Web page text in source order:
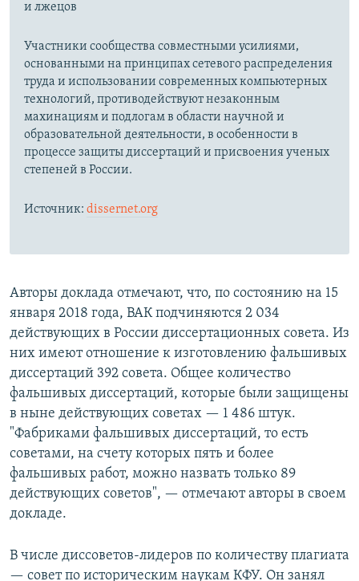
и лжецов
Участники сообщества совместными усилиями,
основанными на принципах сетевого распределения
труда и использовании современных компьютерных
технологий, противодействуют незаконным
махинациям и подлогам в области научной и
образовательной деятельности, в особенности в
процессе защиты диссертаций и присвоения ученых
степеней в России.
Источник: dissernet.org
Авторы доклада отмечают, что, по состоянию на 15
января 2018 года, ВАК подчиняются 2 034
действующих в России диссертационных совета. Из
них имеют отношение к изготовлению фальшивых
диссертаций 392 совета. Общее количество
фальшивых диссертаций, которые были защищены
в ныне действующих советах — 1 486 штук.
"Фабриками фальшивых диссертаций, то есть
советами, на счету которых пять и более
фальшивых работ, можно назвать только 89
действующих советов", — отмечают авторы в своем
докладе.
В числе диссоветов-лидеров по количеству плагиата
— совет по историческим наукам КФУ. Он занял